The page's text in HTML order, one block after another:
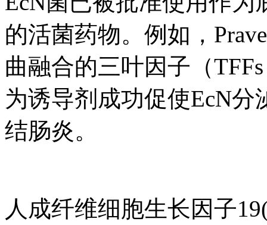
的活菌药物。例如，
曲融合的三叶因子（
为诱导剂成功促使EcN分
结肠炎。
人成纤维细胞生长因子